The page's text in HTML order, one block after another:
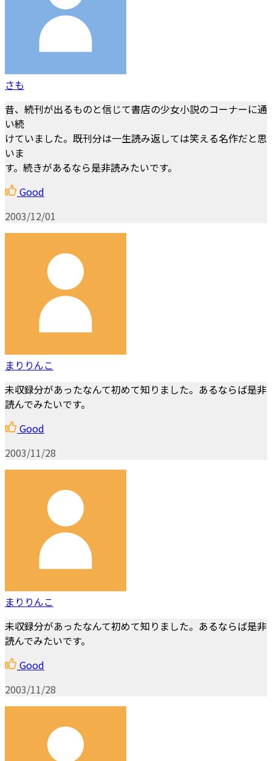
さも
昔、続刊が出るものと信じて書店の少女小説のコーナーに通
い続
けていました。既刊分は一生読み返しては笑える名作だと思
いま
す。続きがあるなら是非読みたいです。
Good
2003/12/01
まりりんこ
未収録分があったなんて初めて知りました。あるならば是非
読んでみたいです。
Good
2003/11/28
まりりんこ
未収録分があったなんて初めて知りました。あるならば是非
読んでみたいです。
Good
2003/11/28